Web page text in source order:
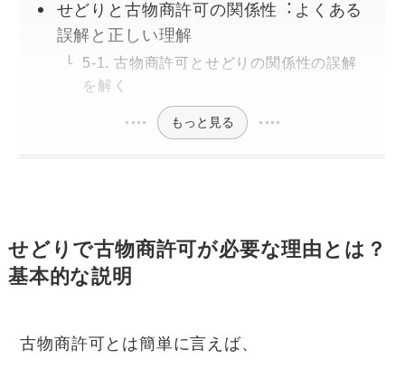
せどりと古物商許可の関係性︓よくある
誤解と正しい理解
5-1. 古物商許可とせどりの関係性の誤解
を解く
もっと見る
せどりで古物商許可が必要な理由とは？
基本的な説明
古物商許可とは簡単に言えば、